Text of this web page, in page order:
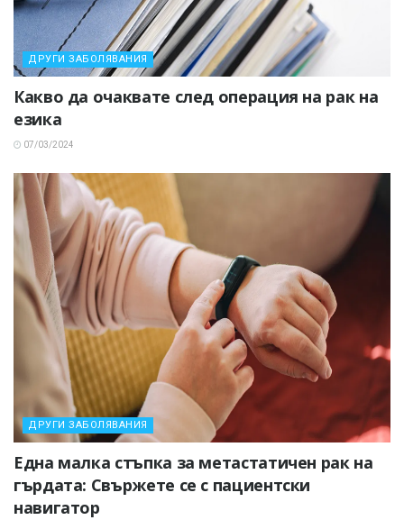
ДРУГИ ЗАБОЛЯВАНИЯ
Какво да очаквате след операция на рак на
езика
07/03/2024
ДРУГИ ЗАБОЛЯВАНИЯ
Една малка стъпка за метастатичен рак на
гърдата: Свържете се с пациентски
навигатор